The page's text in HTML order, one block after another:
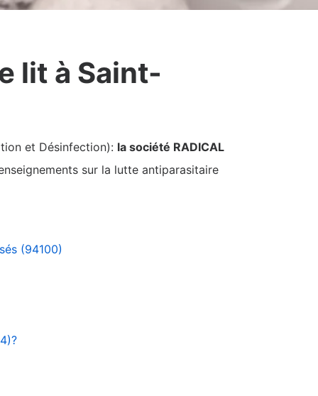
lit à Saint-
et Désinfection): la société RADICAL
sur la lutte antiparasitaire
(94100)